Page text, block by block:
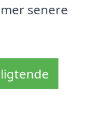
senere